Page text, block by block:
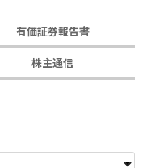
有価証券報告書
株主通信